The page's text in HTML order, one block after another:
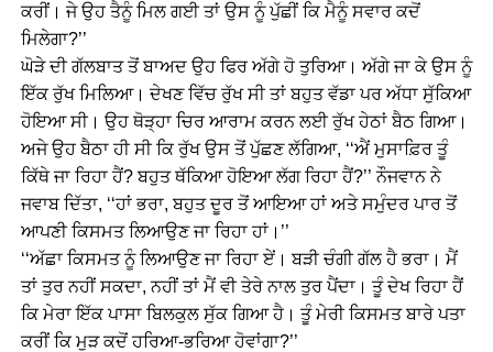
ਕਰੀਂ। ਜੇ ਉਹ ਤੈਨੂੰ ਮਿਲ ਗਈ ਤਾਂ ਉਸ ਨੂੰ ਪੁੱਛੀਂ ਕਿ ਮੈਨੂੰ ਸਵਾਰ ਕਦੋਂ
ਮਿਲੇਗਾ?’’
ਘੋੜੇ ਦੀ ਗੱਲਬਾਤ ਤੋਂ ਬਾਅਦ ਉਹ ਫਿਰ ਅੱਗੇ ਹੋ ਤੁਰਿਆ। ਅੱਗੇ ਜਾ ਕੇ ਉਸ ਨੂੰ
ਇੱਕ ਰੁੱਖ ਮਿਲਿਆ। ਦੇਖਣ ਵਿੱਚ ਰੁੱਖ ਸੀ ਤਾਂ ਬਹੁਤ ਵੱਡਾ ਪਰ ਅੱਧਾ ਸੁੱਕਿਆ
ਹੋਇਆ ਸੀ। ਉਹ ਥੋੜ੍ਹਾ ਚਿਰ ਆਰਾਮ ਕਰਨ ਲਈ ਰੁੱਖ ਹੇਠਾਂ ਬੈਠ ਗਿਆ।
ਅਜੇ ਉਹ ਬੈਠਾ ਹੀ ਸੀ ਕਿ ਰੁੱਖ ਉਸ ਤੋਂ ਪੁੱਛਣ ਲੱਗਿਆ, ‘‘ਐਂ ਮੁਸਾਫ਼ਿਰ ਤੂੰ
ਕਿੱਥੇ ਜਾ ਰਿਹਾ ਹੈਂ? ਬਹੁਤ ਥੱਕਿਆ ਹੋਇਆ ਲੱਗ ਰਿਹਾ ਹੈਂ?’’ ਨੌਜਵਾਨ ਨੇ
ਜਵਾਬ ਦਿੱਤਾ, ‘‘ਹਾਂ ਭਰਾ, ਬਹੁਤ ਦੂਰ ਤੋਂ ਆਇਆ ਹਾਂ ਅਤੇ ਸਮੁੰਦਰ ਪਾਰ ਤੋਂ
ਆਪਣੀ ਕਿਸਮਤ ਲਿਆਉਣ ਜਾ ਰਿਹਾ ਹਾਂ।’’
‘‘ਅੱਛਾ ਕਿਸਮਤ ਨੂੰ ਲਿਆਉਣ ਜਾ ਰਿਹਾ ਏਂ। ਬੜੀ ਚੰਗੀ ਗੱਲ ਹੈ ਭਰਾ। ਮੈਂ
ਤਾਂ ਤੁਰ ਨਹੀਂ ਸਕਦਾ, ਨਹੀਂ ਤਾਂ ਮੈਂ ਵੀ ਤੇਰੇ ਨਾਲ ਤੁਰ ਪੈਂਦਾ। ਤੂੰ ਦੇਖ ਰਿਹਾ ਹੈਂ
ਕਿ ਮੇਰਾ ਇੱਕ ਪਾਸਾ ਬਿਲਕੁਲ ਸੁੱਕ ਗਿਆ ਹੈ। ਤੂੰ ਮੇਰੀ ਕਿਸਮਤ ਬਾਰੇ ਪਤਾ
ਕਰੀਂ ਕਿ ਮੁੜ ਕਦੋਂ ਹਰਿਆ-ਭਰਿਆ ਹੋਵਾਂਗਾ?’’